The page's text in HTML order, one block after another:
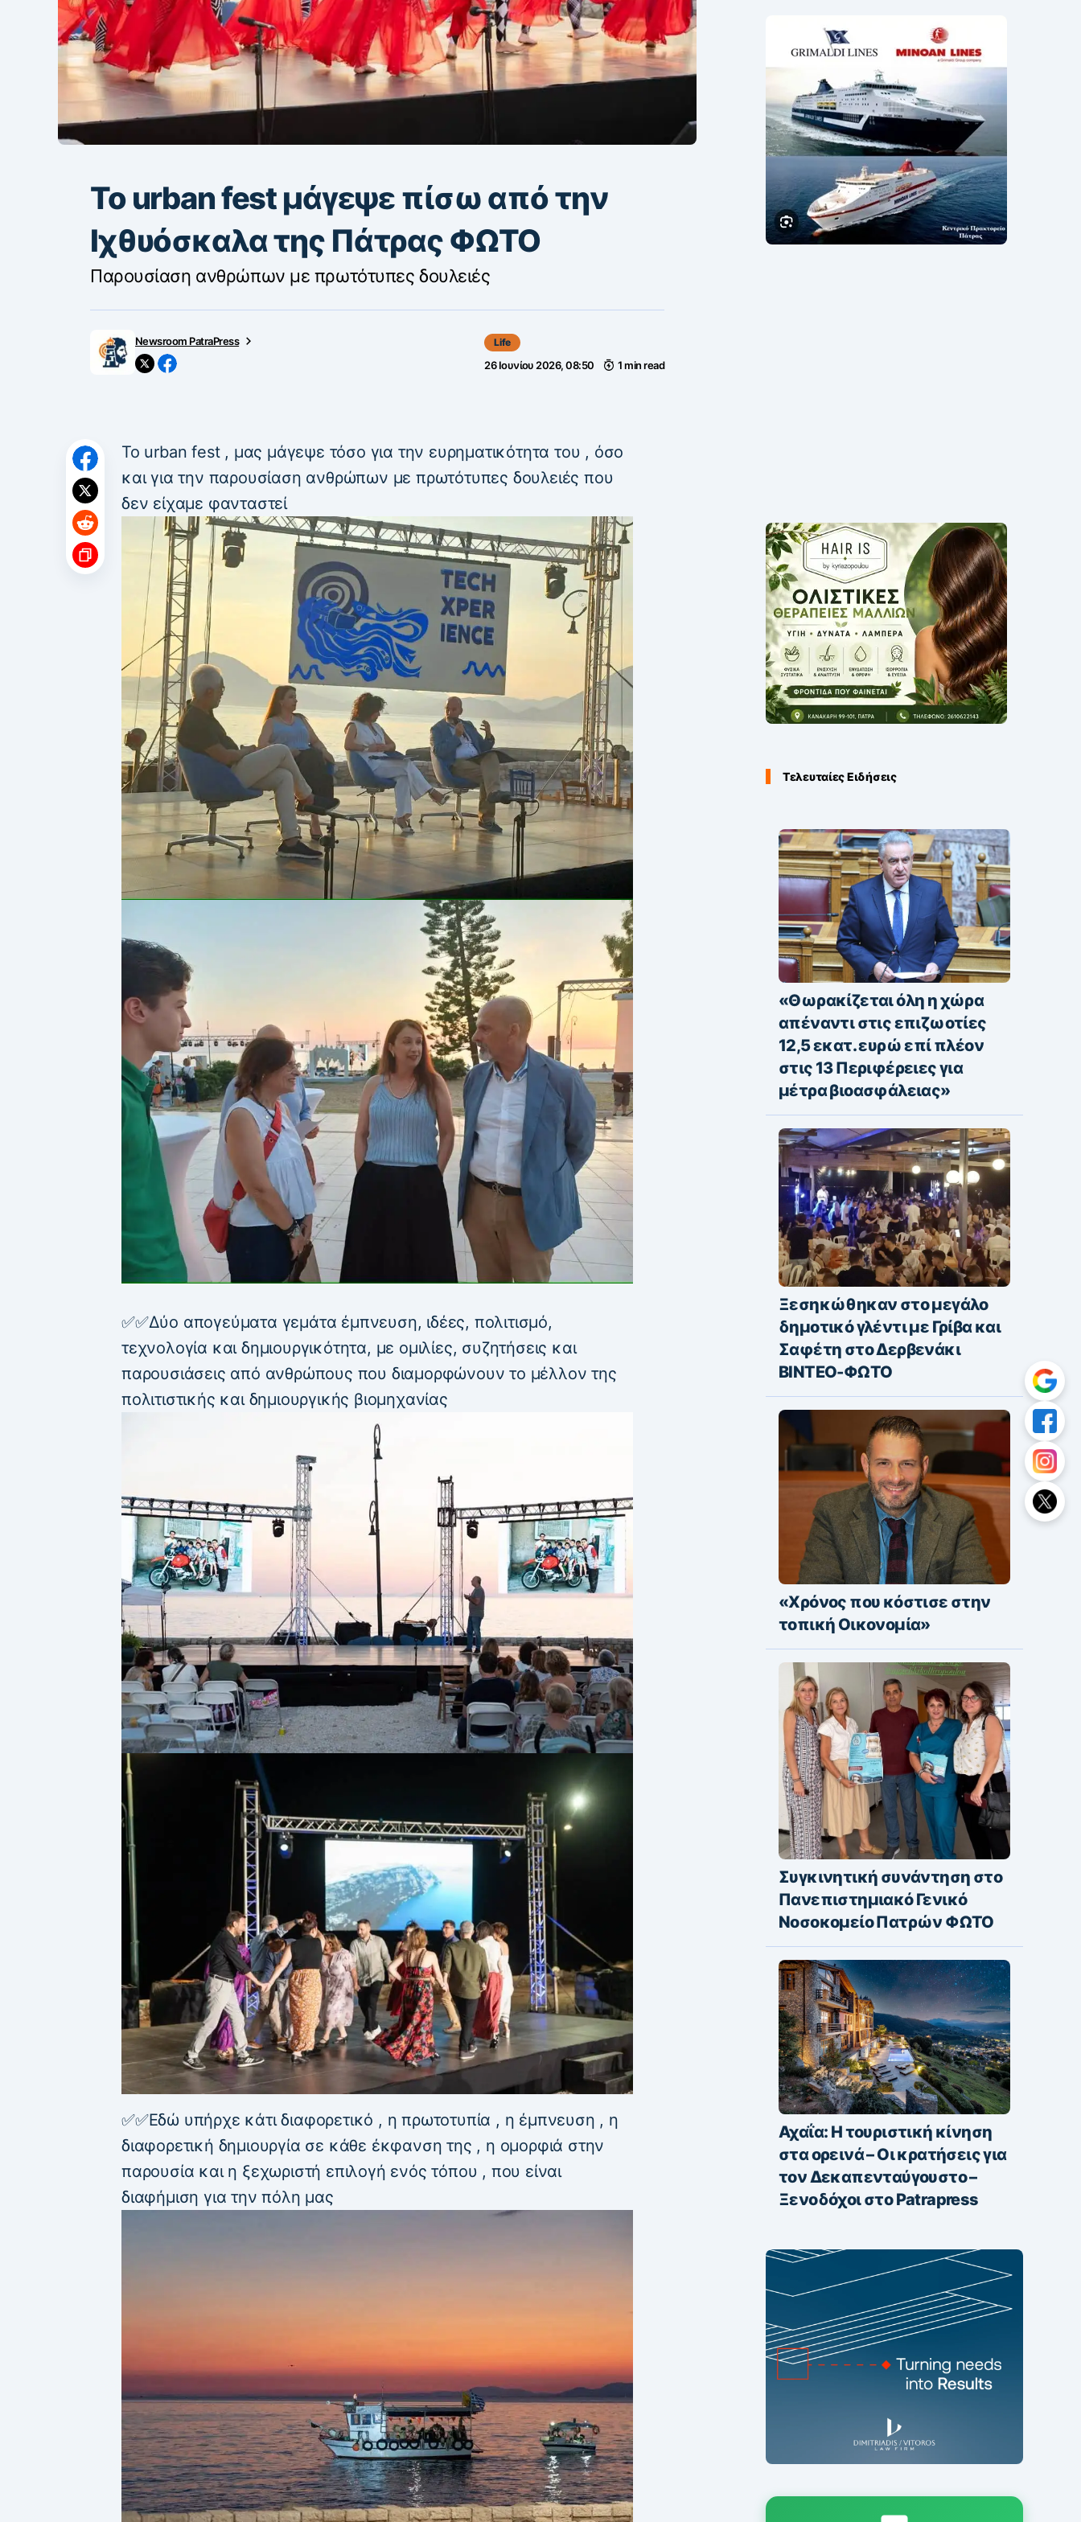
Το urban fest μάγεψε πίσω από την
Ιχθυόσκαλα της Πάτρας ΦΩΤΟ
Παρουσίαση ανθρώπων με πρωτότυπες δουλειές
Newsroom PatraPress Life
26 Ιουνίου 2026, 08:50 1 min read
Το urban fest , μας μάγεψε τόσο για την ευρηματικότητα του , όσο
και για την παρουσίαση ανθρώπων με πρωτότυπες δουλειές που
δεν είχαμε φανταστεί
✅✅Δύο απογεύματα γεμάτα έμπνευση, ιδέες, πολιτισμό,
τεχνολογία και δημιουργικότητα, με ομιλίες, συζητήσεις και
παρουσιάσεις από ανθρώπους που διαμορφώνουν το μέλλον της
πολιτιστικής και δημιουργικής βιομηχανίας
✅✅Εδώ υπήρχε κάτι διαφορετικό , η πρωτοτυπία , η έμπνευση , η
διαφορετική δημιουργία σε κάθε έκφανση της , η ομορφιά στην
παρουσία και η ξεχωριστή επιλογή ενός τόπου , που είναι
διαφήμιση για την πόλη μας
Τελευταίες Ειδήσεις
«Θωρακίζεται όλη η χώρα
απέναντι στις επιζωοτίες
12,5 εκατ. ευρώ επί πλέον
στις 13 Περιφέρειες για
μέτρα βιοασφάλειας»
Ξεσηκώθηκαν στο μεγάλο
δημοτικό γλέντι με Γρίβα και
Σαφέτη στο Δερβενάκι
ΒΙΝΤΕΟ-ΦΩΤΟ
«Χρόνος που κόστισε στην
τοπική Οικονομία»
Συγκινητική συνάντηση στο
Πανεπιστημιακό Γενικό
Νοσοκομείο Πατρών ΦΩΤΟ
Αχαΐα: Η τουριστική κίνηση
στα ορεινά – Οι κρατήσεις για
τον Δεκαπενταύγουστο –
Ξενοδόχοι στο Patrapress